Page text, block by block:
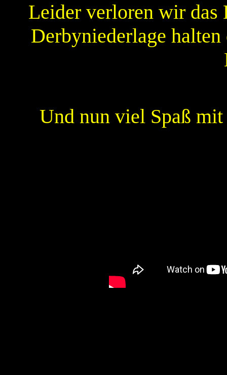
Leider verloren wir das
Derbyniederlage
Und nun viel Spaß